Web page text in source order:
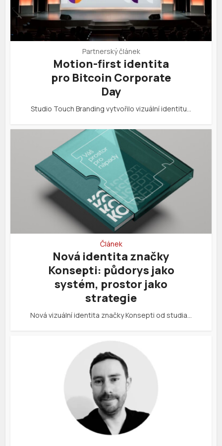
Partnerský článek
Motion-first identita
pro Bitcoin Corporate
Day
Studio Touch Branding vytvořilo vizuální identitu…
Článek
Nová identita značky
Konsepti: půdorys jako
systém, prostor jako
strategie
Nová vizuální identita značky Konsepti od studia…